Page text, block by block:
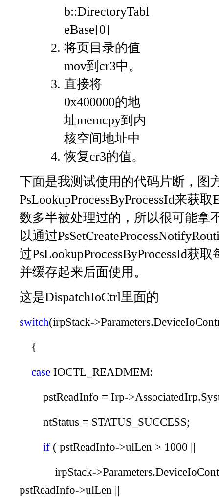
b::DirectoryTabl
eBase[0]
将页目录的值
mov到cr3中。
直接将
0x400000的地
址memcpy到内
核空间地址中
恢复cr3的值。
下面是我测试使用的代码片断，图
PsLookupProcessByProcessId来获
数多半被处理过的，所以很可能拿
以通过
过PsLookupProcessByProcessId获
并缓存起来后面使用。
这是DispatchIoCtrl里面的
switch(irpStack->Parameters.
{
case IOCTL_READMEM:
pstReadInfo = Irp->AssociatedIrp.
ntStatus = STATUS_SUCCESS;
if ( pstReadInfo->ulLen > 1000 ||
irpStack->Parameters.
pstReadInfo->ulLen ||